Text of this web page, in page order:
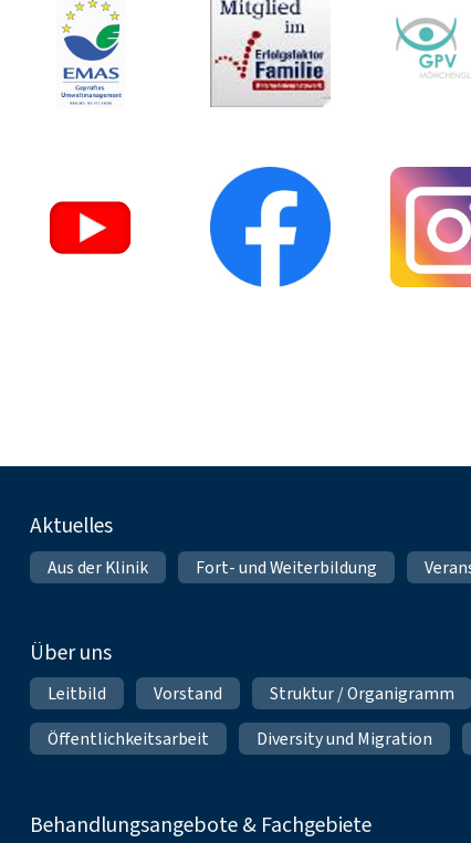
Fußnavigation
Aktuelles
Aus der Klinik Fort- und Weiterbildung
Über uns
Leitbild Vorstand Struktur / Organigramm
Öffentlichkeitsarbeit
Diversity und Migration
Behandlungsangebote & Fachgebiete